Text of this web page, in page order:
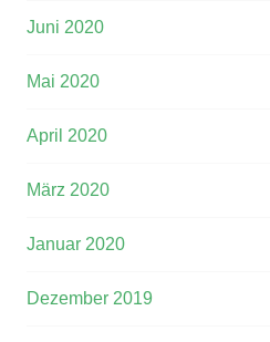
Juni 2020
Mai 2020
April 2020
März 2020
Januar 2020
Dezember 2019